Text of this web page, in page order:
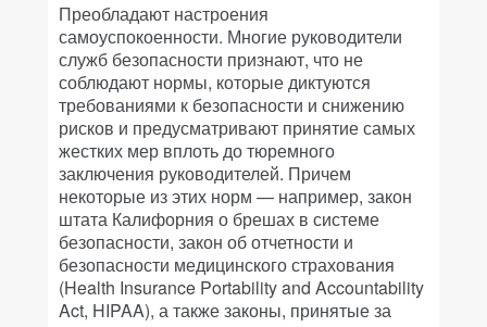
Преобладают настроения
самоуспокоенности. Многие руководители
служб безопасности признают, что не
соблюдают нормы, которые диктуются
требованиями к безопасности и снижению
рисков и предусматривают принятие самых
жестких мер вплоть до тюремного
заключения руководителей. Причем
некоторые из этих норм — например, закон
штата Калифорния о брешах в системе
безопасности, закон об отчетности и
безопасности медицинского страхования
(Health Insurance Portability and Accountability
Act, HIPAA), а также законы, принятые за